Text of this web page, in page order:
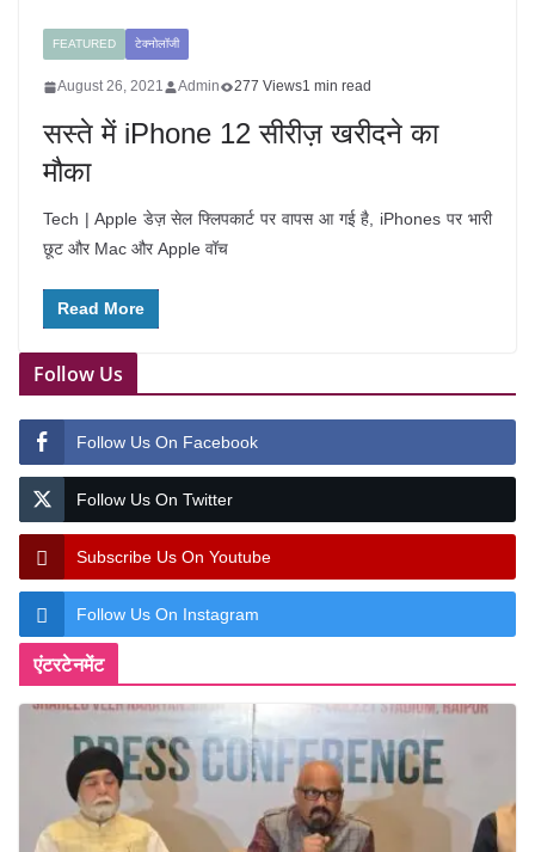
FEATURED टेक्नोलॉजी
August 26, 2021 Admin 277 Views1 min read
सस्ते में iPhone 12 सीरीज़ खरीदने का
मौका
Tech | Apple डेज़ सेल फ्लिपकार्ट पर वापस आ गई है, iPhones पर भारी
छूट और Mac और Apple वॉच
Read More
Follow Us
Follow Us On Facebook
Follow Us On Twitter
Subscribe Us On Youtube
Follow Us On Instagram
एंटरटेनमेंट